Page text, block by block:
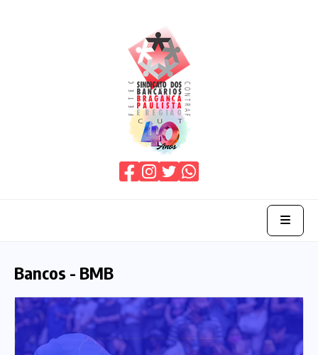
O Sindicato
Nossa História
Diretoria
Bancos - BMB